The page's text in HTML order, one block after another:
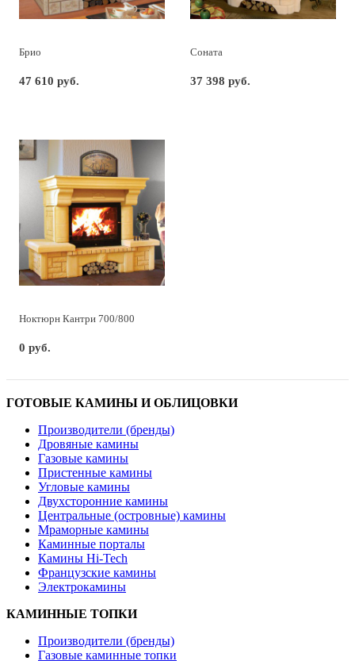
Брио
47 610 руб.
Соната
37 398 руб.
Ноктюрн Кантри 700/800
0 руб.
ГОТОВЫЕ КАМИНЫ И ОБЛИЦОВКИ
Производители (бренды)
Дровяные камины
Газовые камины
Пристенные камины
Угловые камины
Двухсторонние камины
Центральные (островные) камины
Мраморные камины
Каминные порталы
Камины Hi-Tech
Французские камины
Электрокамины
КАМИННЫЕ ТОПКИ
Производители (бренды)
Газовые каминные топки